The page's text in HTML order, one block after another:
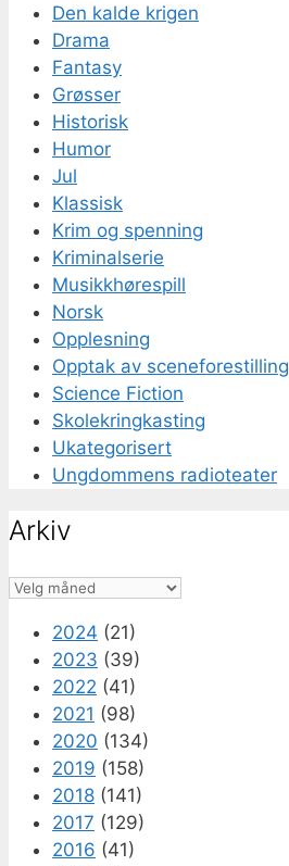
Den kalde krigen
Drama
Fantasy
Grøsser
Historisk
Humor
Jul
Klassisk
Krim og spenning
Kriminalserie
Musikkhørespill
Norsk
Opplesning
Opptak av sceneforestilling
Science Fiction
Skolekringkasting
Ukategorisert
Ungdommens radioteater
Arkiv
Arkiv
2024 (21)
2023 (39)
2022 (41)
2021 (98)
2020 (134)
2019 (158)
2018 (141)
2017 (129)
2016 (41)